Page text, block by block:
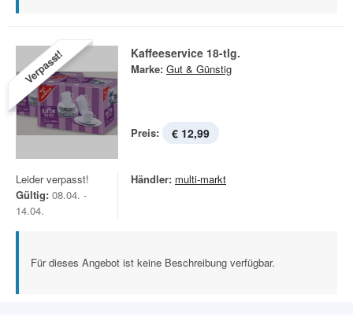
Verpasst! Kaffeeservice 18-tlg.
Marke: Gut & Günstig
Preis: € 12,99
Leider verpasst!
Gültig: 08.04. -
14.04.
Händler: multi-markt
Für dieses Angebot ist keine Beschreibung verfügbar.